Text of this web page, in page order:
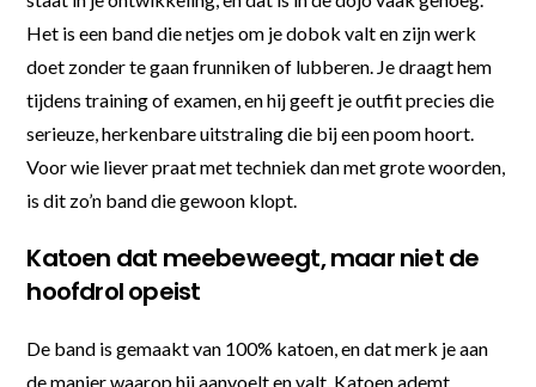
Het is een band die netjes om je dobok valt en zijn werk
doet zonder te gaan frunniken of lubberen. Je draagt hem
tijdens training of examen, en hij geeft je outfit precies die
serieuze, herkenbare uitstraling die bij een poom hoort.
Voor wie liever praat met techniek dan met grote woorden,
is dit zo’n band die gewoon klopt.
Katoen dat meebeweegt, maar niet de
hoofdrol opeist
De band is gemaakt van 100% katoen, en dat merk je aan
de manier waarop hij aanvoelt en valt. Katoen ademt